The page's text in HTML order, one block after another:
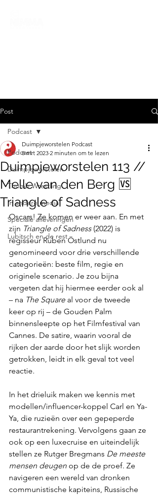
Post
Podcast
Duimpjeworstelen
Thumb Wrestling
In andere media
Speciale afleveringen
Lubitsch en de rest
Podcast
Duimpjeworstelen 113 //
Melle van den Berg 🆚
Triangle of Sadness
Duimpjeworstelen Podcast
8 mrt 2023 2 minuten om te lezen
Oscars! Ze komen er weer aan. En met
zijn Triangle of Sadness (2022) is
regisseur Ruben Östlund nu
genomineerd voor drie verschillende
categorieën: beste film, regie en
originele scenario. Je zou bijna
vergeten dat hij hiermee eerder ook al
– na The Square al voor de tweede
keer op rij – de Gouden Palm
binnensleepte op het Filmfestival van
Cannes. De satire, waarin vooral de
rijken der aarde door het slijk worden
getrokken, leidt in elk geval tot veel
reactie.
In het drieluik maken we kennis met
modellen/influencer-koppel Carl en Ya-
Ya, die ruzieën over een gepeperde
restaurantrekening. Vervolgens gaan ze
ook op een luxecruise en uiteindelijk
stellen ze Rutger Bregmans De meeste
mensen deugen op de de proef. Ze
navigeren een wereld van dronken
communistische kapiteins, Russische